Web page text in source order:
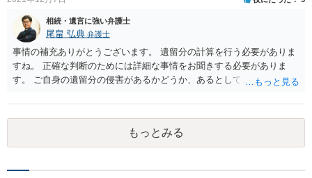
相続・遺言に強い弁護士
尾畠 弘典 弁護士
事情の補充ありがとうございます。 遺留分の計算を行う必要がありま
すね。 正確な判断のためには詳細な事情をお聞きする必要がありま
す。 ご自身の遺留分の侵害があるかどうか、あるとしてどの程度の金
相談されるのが良いと思います。
もっとみる